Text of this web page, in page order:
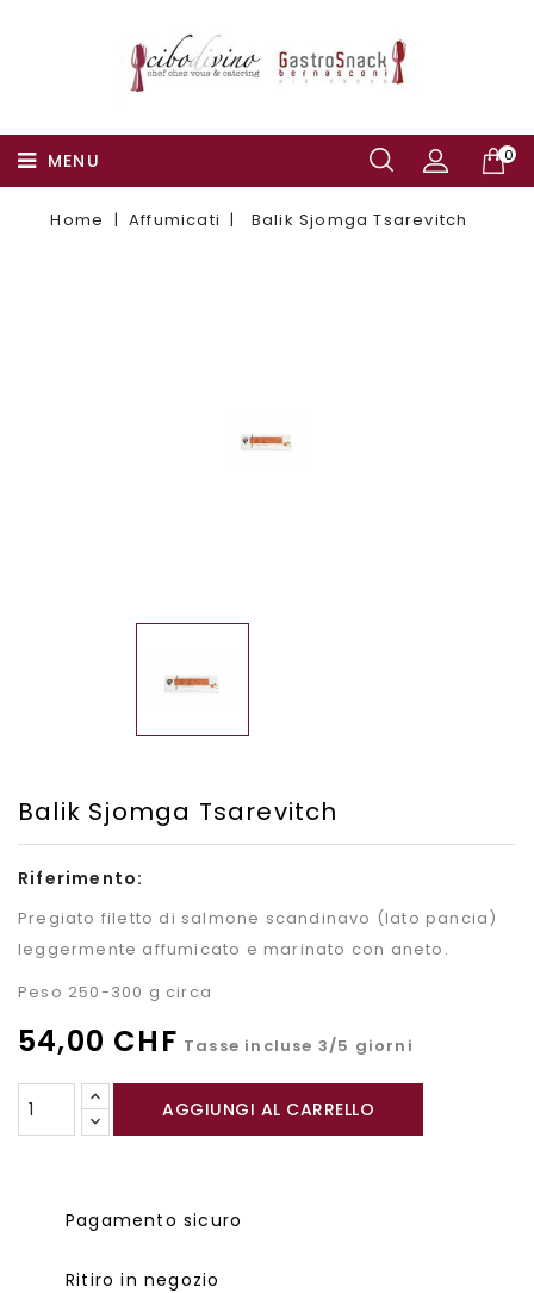
0
MENU
Home Affumicati Balik Sjomga Tsarevitch
Balik Sjomga Tsarevitch
Riferimento:
Pregiato filetto di salmone scandinavo (lato pancia)
leggermente affumicato e marinato con aneto.
Peso 250-300 g circa
54,00 CHF Tasse incluse 3/5 giorni
AGGIUNGI AL CARRELLO
Pagamento sicuro
Ritiro in negozio